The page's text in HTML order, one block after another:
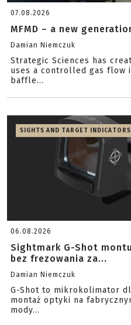
07.08.2026
MFMD – a new
Damian Niemczuk
Strategic Sciences has
uses a controlled gas flow
baffle...
SIGHTS AND TARGET INDICATORS
06.08.2026
Sightmark G-Shot
bez frezowania za...
Damian Niemczuk
G-Shot to mikrokolimator
montaż optyki na
mody...